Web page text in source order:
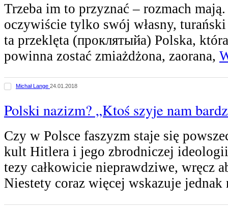
Trzeba im to przyznać – rozmach mają.
oczywiście tylko swój własny,
ta przeklęta (проклятыйa) Polska,
powinna zostać zmiażdżona, zaorana,
Michał Lange 24.01.2018
Polski nazizm? „Ktoś szyje nam
Czy w Polsce faszyzm staje się
kult Hitlera i jego zbrodniczej
tezy całkowicie nieprawdziwe, wręcz
Niestety coraz więcej wskazuje jednak